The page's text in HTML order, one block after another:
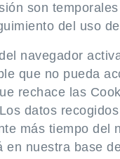
son
del uso
navegador
que no pueda
rechace las
datos
más tiempo
nuestra base